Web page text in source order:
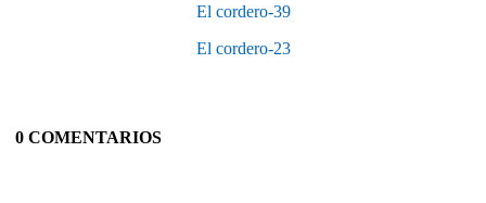
El cordero-39
El cordero-23
0 COMENTARIOS